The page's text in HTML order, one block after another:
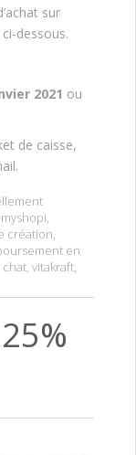
sur
dessous.
2021 ou
de caisse,
myshopi,
création,
en
chat, vitakraft,